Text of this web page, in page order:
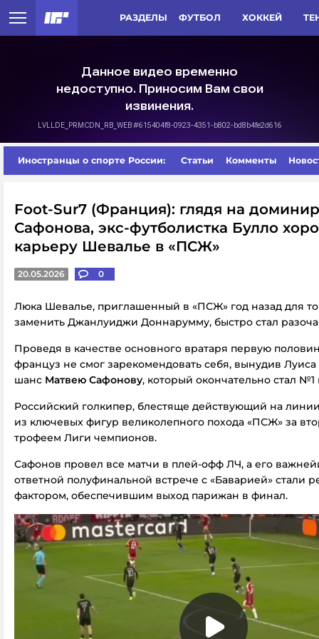
РАЗДЕЛЫ ФУТБОЛ ХОККЕЙ
Иностранцы о спорте России: Статьи Комменты
Foot-Sur7 (Франция): глядя на
Сафонова, экс-футболистка Булло
карьеру Шевалье в «ПСЖ»
20.05.2026 0
Люка Шевалье, приглашенный в «ПСЖ» год назад для
заменить Джанлуиджи Доннарумму, быстро стал
Проведя в качестве основного вратаря первую
француз не смог зарекомендовать себя, вынудив
шанс Матвею Сафонову, который окончательно стал
Российский голкипер, блестяще действующий на
из ключевых фигур великолепного похода «ПСЖ» за
трофеем Лиги чемпионов.
Сафонов провел все матчи в плей-офф ЛЧ, а его
ответной полуфинальной встрече с «Баварией» стали
фактором, обеспечившим выход парижан в финал.